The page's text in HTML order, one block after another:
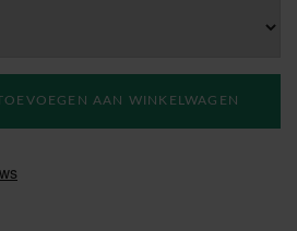
AAN WINKELWAGEN